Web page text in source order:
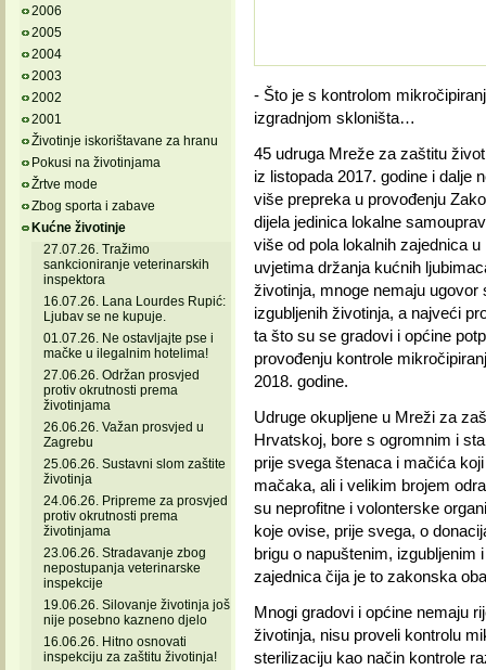
2006
2005
2004
2003
2002
2001
Životinje iskorištavane za hranu
Pokusi na životinjama
Žrtve mode
Zbog sporta i zabave
Kućne životinje
27.07.26. Tražimo
sankcioniranje veterinarskih
inspektora
16.07.26. Lana Lourdes Rupić:
Ljubav se ne kupuje.
01.07.26. Ne ostavljajte pse i
mačke u ilegalnim hotelima!
27.06.26. Održan prosvjed
protiv okrutnosti prema
životinjama
26.06.26. Važan prosvjed u
Zagrebu
25.06.26. Sustavni slom zaštite
životinja
24.06.26. Pripreme za prosvjed
protiv okrutnosti prema
životinjama
23.06.26. Stradavanje zbog
nepostupanja veterinarske
inspekcije
19.06.26. Silovanje životinja još
nije posebno kazneno djelo
16.06.26. Hitno osnovati
inspekciju za zaštitu životinja!
- Što je s kontrolom
izgradnjom skloništa…
45 udruga Mreže za zaštitu
iz listopada 2017. godine i dalje
više prepreka u provođenju
dijela jedinica lokalne
više od pola lokalnih zajednica
uvjetima držanja kućnih
životinja, mnoge nemaju
izgubljenih životinja, a najveći
ta što su se gradovi i općine
provođenju kontrole
2018. godine.
Udruge okupljene u Mreži za
Hrvatskoj, bore s ogromnim i
prije svega štenaca i mačića
mačaka, ali i velikim brojem
su neprofitne i volonterske
koje ovise, prije svega, o
brigu o napuštenim, izgubljenim
zajednica čija je to zakonska
Mnogi gradovi i općine nemaju
životinja, nisu proveli kontrolu
sterilizaciju kao način kontrole